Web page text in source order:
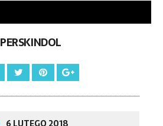
PERSKINDOL